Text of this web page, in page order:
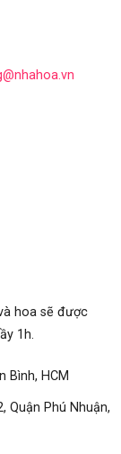
hoa sẽ được
1h.
Bình, HCM
Quận Phú Nhuận,